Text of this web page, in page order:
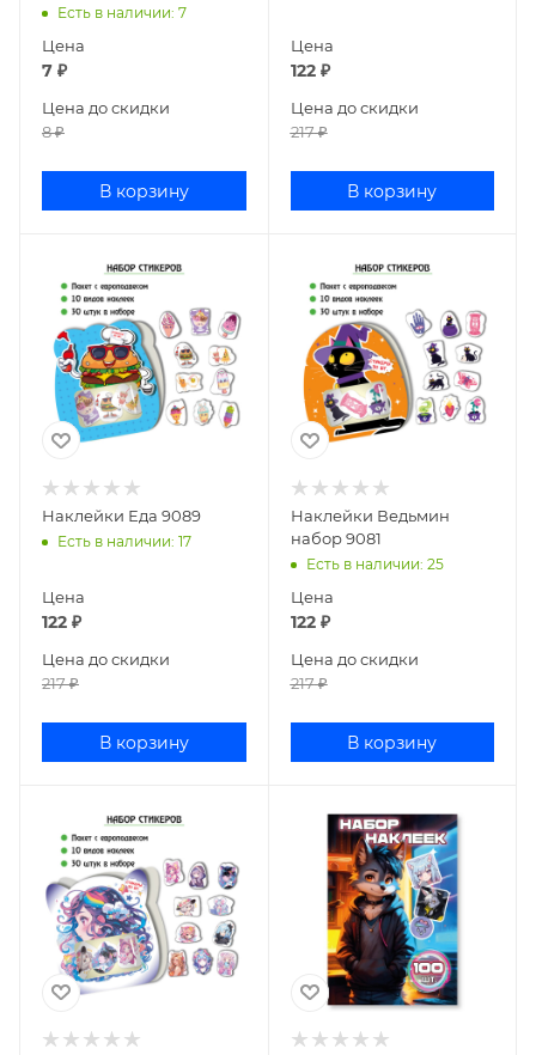
Есть в наличии: 7
Цена
7 ₽
Цена до скидки
8₽
В корзину
Цена
122₽
Цена до скидки
217₽
В корзину
Наклейки Еда 9089
Есть в наличии: 17
Цена
122 ₽
Цена до скидки
217₽
В корзину
Наклейки Ведьмин
набор 9081
Есть в наличии: 25
Цена
122₽
Цена до скидки
217₽
В корзину